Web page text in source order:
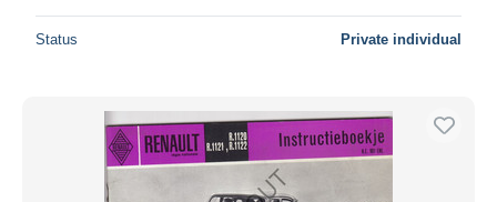
Status Private individual